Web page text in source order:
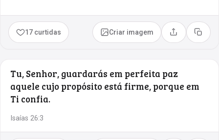
17 curtidas Criar imagem Compartilhar
Copiar
Tu, Senhor, guardarás em perfeita paz
aquele cujo propósito está firme, porque em
Ti confia.
Isaías 26:3